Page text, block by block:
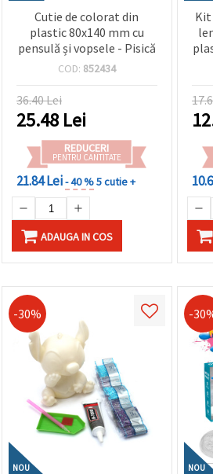
Cutie de colorat din
plastic 80x140 mm cu
pensulă și vopsele - Pisică
COD: 852434
36.40 Lei
25.48 Lei
REDUCERI
PENTRU CANTITATE
21.84 Lei- 40 %5 cutie +
ADAUGA IN COS
Kit
-30%
NOU
-
NOU